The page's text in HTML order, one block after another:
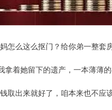
怎么这么抠门？给你弟一整套
拿着她留下的遗产，一本薄薄
取出来就好了，咱本来也不应